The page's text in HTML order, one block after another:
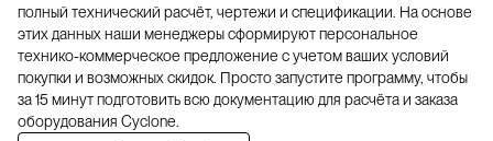
полный технический расчёт, чертежи и спецификации. На основе
этих данных наши менеджеры сформируют персональное
технико-коммерческое предложение с учетом ваших условий
покупки и возможных скидок. Просто запустите программу, чтобы
за 15 минут подготовить всю документацию для расчёта и заказа
оборудования Cyclone.